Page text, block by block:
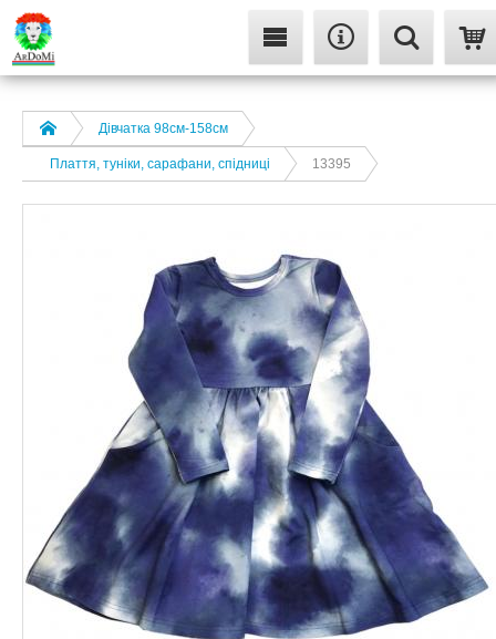
Дівчатка 98cм-158см
Плаття, туніки, сарафани, спідниці 13395